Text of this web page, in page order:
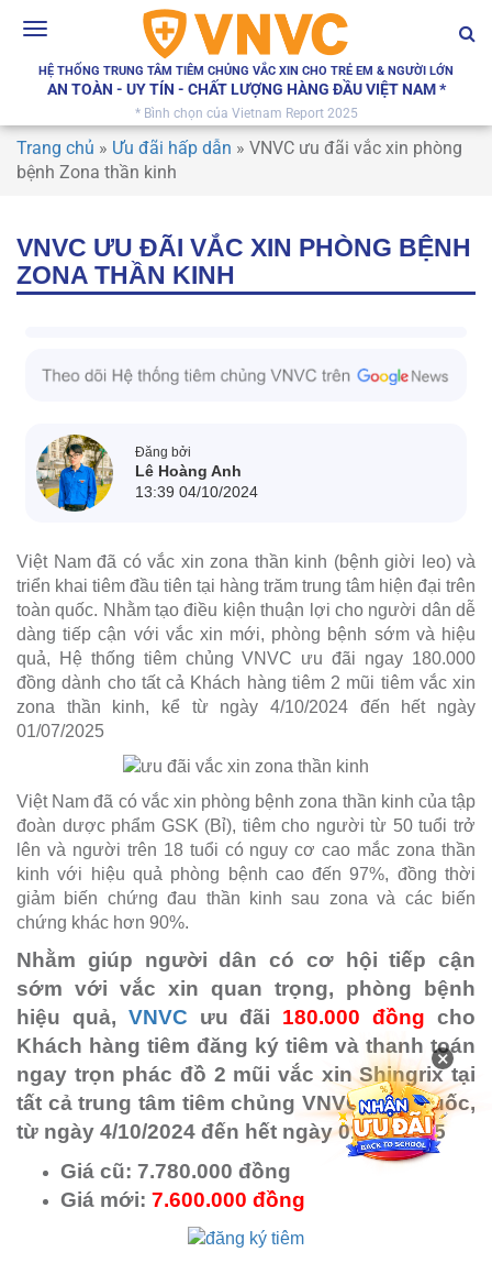
Toggle
HỆ THỐNG TRUNG TÂM TIÊM CHỦNG VẮC XIN CHO TRẺ EM & NGƯỜI LỚN
AN TOÀN - UY TÍN - CHẤT LƯỢNG HÀNG ĐẦU VIỆT NAM *
* Bình chọn của Vietnam Report 2025
Trang chủ » Ưu đãi hấp dẫn » VNVC ưu đãi vắc xin phòng
bệnh Zona thần kinh
VNVC ƯU ĐÃI VẮC XIN PHÒNG BỆNH
ZONA THẦN KINH
Đăng bởi
Lê Hoàng Anh
13:39 04/10/2024
Việt Nam đã có vắc xin zona thần kinh (bệnh giời leo) và
triển khai tiêm đầu tiên tại hàng trăm trung tâm hiện đại trên
toàn quốc. Nhằm tạo điều kiện thuận lợi cho người dân dễ
dàng tiếp cận với vắc xin mới, phòng bệnh sớm và hiệu
quả, Hệ thống tiêm chủng VNVC ưu đãi ngay 180.000
đồng dành cho tất cả Khách hàng tiêm 2 mũi tiêm vắc xin
zona thần kinh, kể từ ngày 4/10/2024 đến hết ngày
01/07/2025
Việt Nam đã có vắc xin phòng bệnh zona thần kinh của tập
đoàn dược phẩm GSK (Bỉ), tiêm cho người từ 50 tuổi trở
lên và người trên 18 tuổi có nguy cơ cao mắc zona thần
kinh với hiệu quả phòng bệnh cao đến 97%, đồng thời
giảm biến chứng đau thần kinh sau zona và các biến
chứng khác hơn 90%.
Nhằm giúp người dân có cơ hội tiếp cận
sớm với vắc xin quan trọng, phòng bệnh
hiệu quả, VNVC ưu đãi 180.000 đồngcho
Khách hàng tiêm đăng ký tiêm và thanh toán
ngay trọn phác đồ 2 mũi vắc xin Shingrix tại
tất cả trung tâm tiêm chủng VNVC toàn quốc,
từ ngày 4/10/2024 đến hết ngày 01/07/2025
Giá cũ: 7.780.000 đồng
Giá mới: 7.600.000 đồng
×